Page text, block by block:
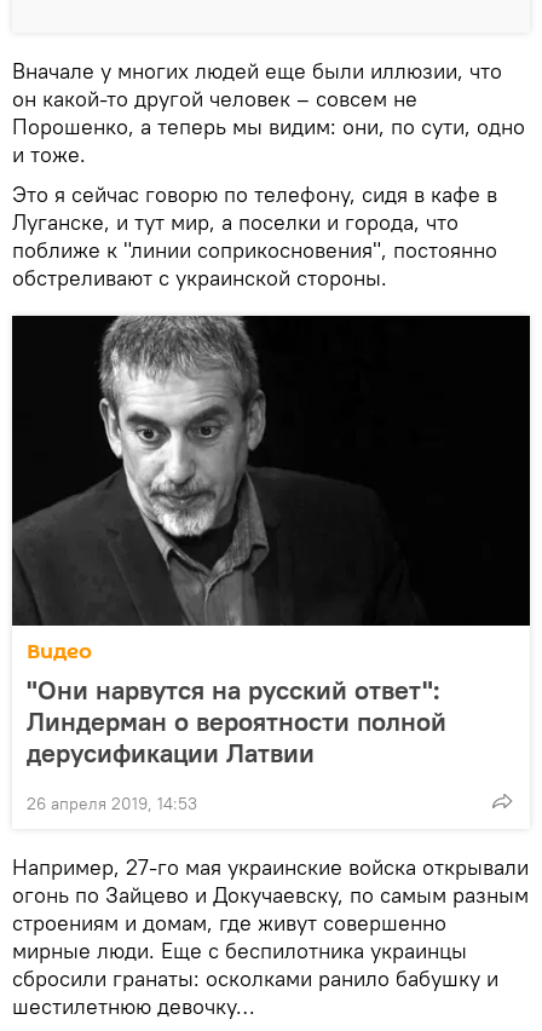
Вначале у многих людей еще были иллюзии, что
он какой-то другой человек – совсем не
Порошенко, а теперь мы видим: они, по сути, одно
и тоже.
Это я сейчас говорю по телефону, сидя в кафе в
Луганске, и тут мир, а поселки и города, что
поближе к "линии соприкосновения", постоянно
обстреливают с украинской стороны.
Видео
"Они нарвутся на русский ответ":
Линдерман о вероятности полной
дерусификации Латвии
26 апреля 2019, 14:53
Например, 27-го мая украинские войска открывали
огонь по Зайцево и Докучаевску, по самым разным
строениям и домам, где живут совершенно
мирные люди. Еще с беспилотника украинцы
сбросили гранаты: осколками ранило бабушку и
шестилетнюю девочку…